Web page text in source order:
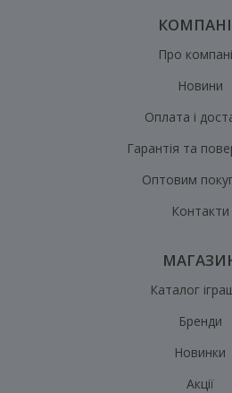
Про
Новини
Оплата і
Гарантія та
Оптовим
Контакти
Каталог
Бренди
Новинки
Акції